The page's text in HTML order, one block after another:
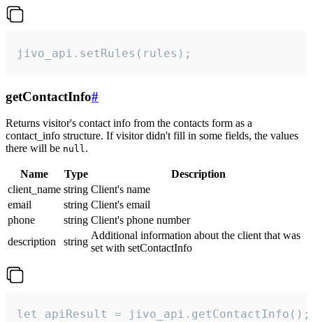
jivo_api.setRules(rules);
getContactInfo#
Returns visitor's contact info from the contacts form as a
contact_info structure. If visitor didn't fill in some fields, the values
there will be null.
Name Type
Description
client_name string Client's name
email
string Client's email
phone
string Client's phone number
description
string
Additional information about the client that was
set with setContactInfo
let apiResult = jivo_api.getContactInfo();